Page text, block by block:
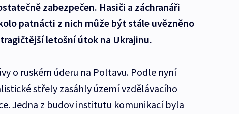
zabezpečen. Hasiči a záchranáři
patnácti z nich může být stále uvězněno
letošní útok na Ukrajinu.
o ruském úderu na Poltavu. Podle nyní
střely zasáhly území vzdělávacího
Jedna z budov institutu komunikací byla